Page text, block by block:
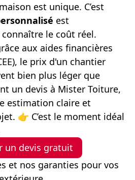
est unique. C’est
est
le coût réel.
aux aides financières
le prix d'un chantier
bien plus léger que
un devis à Mister Toiture,
estimation claire et
👉 C’est le moment idéal
un devis gratuit
et nos garanties pour vos